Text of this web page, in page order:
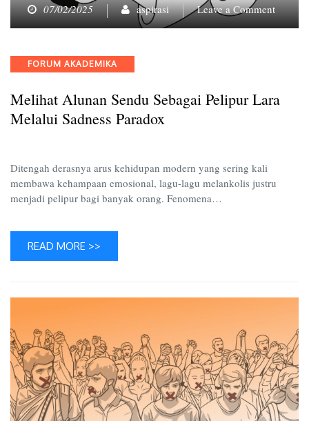
07/02/2025 aspirasi Leave a Commenton
Melihat
Lara
Categories
FORUM AKADEMIKA
Melihat Alunan Sendu Sebagai Pelipur Lara
Melalui Sadness Paradox
Ditengah derasnya arus kehidupan modern yang sering kali
membawa kehampaan emosional, lagu-lagu melankolis justru
menjadi pelipur bagi banyak orang. Fenomena…
READ MORE >>